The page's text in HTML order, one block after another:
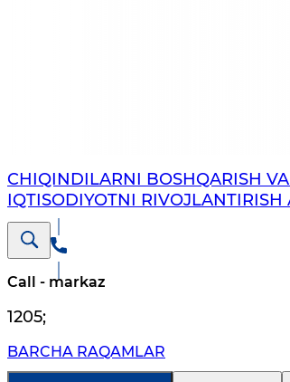
CHIQINDILARNI BOSHQARISH VA
IQTISODIYOTNI RIVOJLANTIRISH
Call - markaz
1205;
BARCHA RAQAMLAR